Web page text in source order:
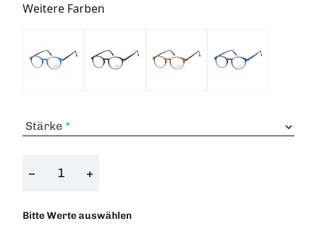
Weitere Farben
Stärke
− +
Bitte Werte auswählen